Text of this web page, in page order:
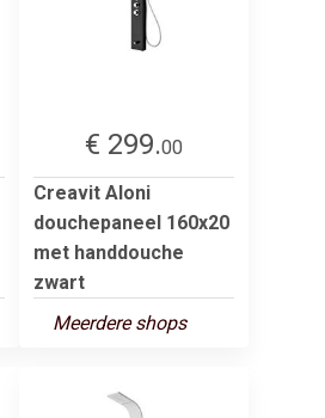
€ 299.00
Creavit Aloni
douchepaneel 160x20
met handdouche
zwart
Meerdere shops